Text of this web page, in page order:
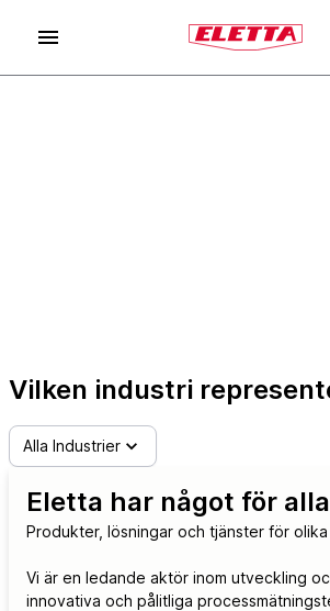
Vilken industri
Alla Industrier
Eletta har något för alla
Produkter, lösningar och tjänster för
Vi är en ledande aktör inom utveckling
innovativa och pålitliga